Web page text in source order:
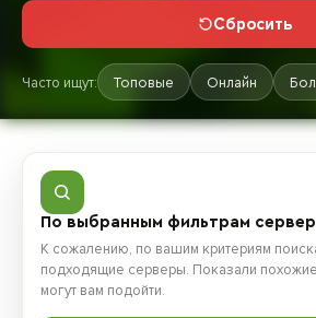
Сбросить
Часто ищут: Топовые Онлайн
По выбранным фильтрам
К сожалению, по вашим критериям
подходящие серверы. Показали
могут вам подойти.